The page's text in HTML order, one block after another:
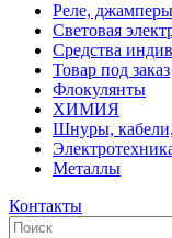
Реле,
Световая
Средства
Товар под заказ
Флокулянты
ХИМИЯ
Шнуры,
Металлы
Контакты